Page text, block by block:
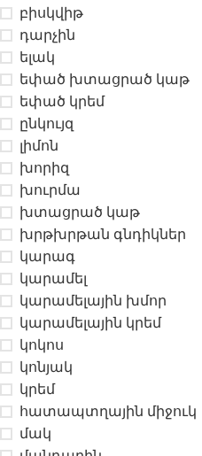
բիսկվիթ
դարչին
ելակ
եփած խտացրած կաթ
եփած կրեմ
ընկույզ
լիմոն
խորիզ
խուրմա
խտացրած կաթ
խրթխրթան գնդիկներ
կարագ
կարամել
կարամելային խմոր
կարամելային կրեմ
կոկոս
կոնյակ
կրեմ
հատապտղային միջուկ
մակ